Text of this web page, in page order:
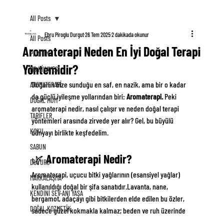
All Posts
PARFÜM
MB HİKAYESİ
AROMATERAPİ
DOĞAL MUM
TARİFLER
KOKU
SABUN
DUYURU
MARKALAŞMA
KENDİNİ SEV-ANI YAŞA
DOĞAL KOZMETİK
All Posts
Aromaterapi Neden En İyi Doğal Terapi
Yöntemidir?
Ebru Piroglu Durgut26 Tem 20252 dakikada okunur
Doğanın bize sunduğu en saf, en nazik, ama bir o kadar
da güçlü iyileşme yollarından biri: Aromaterapi. Peki
aromaterapi nedir, nasıl çalışır ve neden doğal terapi
yöntemleri arasında zirvede yer alır? Gel, bu büyülü
dünyayı birlikte keşfedelim.
🌿 Aromaterapi Nedir?
Aromaterapi, uçucu bitki yağlarının (esansiyel yağlar)
kullanıldığı doğal bir şifa sanatıdır.Lavanta, nane,
bergamot, adaçayı gibi bitkilerden elde edilen bu özler,
sadece güzel kokmakla kalmaz; beden ve ruh üzerinde